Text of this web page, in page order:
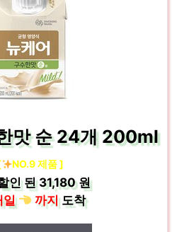
맛 순 24개 200ml
NO.9 제품 ]
인 된31,180 원
일
까지도착